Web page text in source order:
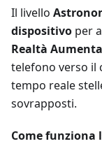
Il livello
dispositivo per
Realtà
telefono verso il
tempo reale
sovrapposti.
Come funziona